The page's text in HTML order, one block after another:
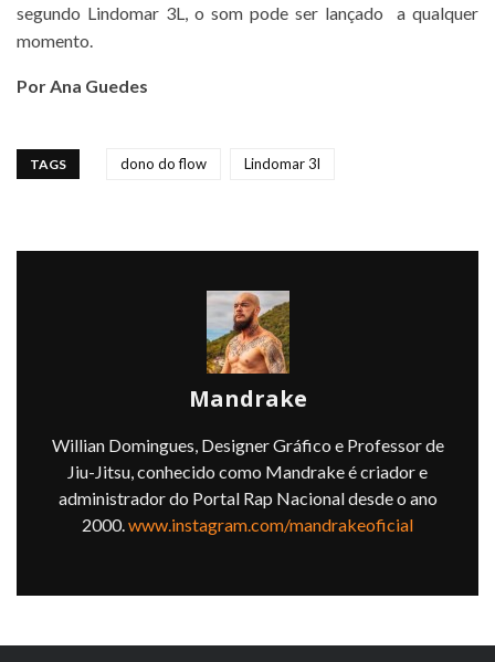
segundo Lindomar 3L, o som pode ser lançado a qualquer
momento.
Por Ana Guedes
TAGS dono do flow Lindomar 3l
Mandrake
Willian Domingues, Designer Gráfico e Professor de
Jiu-Jitsu, conhecido como Mandrake é criador e
administrador do Portal Rap Nacional desde o ano
2000.www.instagram.com/mandrakeoficial